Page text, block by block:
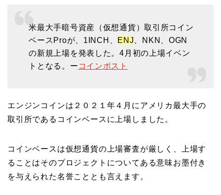
米最大手暗号資産（仮想通貨）取引所コイン
ベースProが、1INCH、
ENJ、NKN、OGN
の新規上場を発表した。4月初の上場イベン
トとなる。ー コインポスト
エンジンコインは２０２１年４月にアメリカ最大手の
取引所であるコインベースに上場しました。
コインベースは仮想通貨の上場審査が厳しく、上場す
ることはそのプロジェクトについてある意味お墨付き
を与えられた名誉こととも言えます。